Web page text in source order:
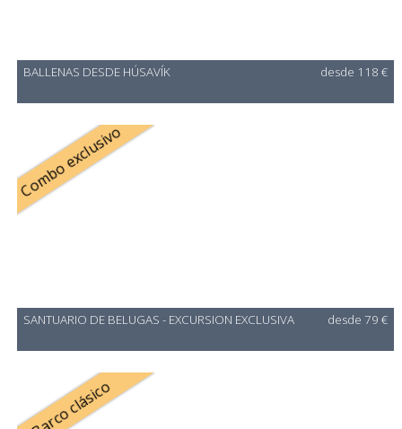
BALLENAS DESDE HÚSAVÍK desde 118 €
Combo exclusivo
SANTUARIO DE BELUGAS - EXCURSION EXCLUSIVA desde 79 €
Barco clásico